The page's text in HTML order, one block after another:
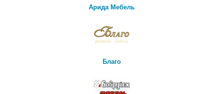
Арида Мебель
Благо